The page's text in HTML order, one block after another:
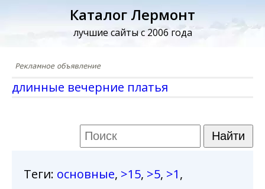
Каталог Лермонт
лучшие сайты с 2006 года
длинные вечерние платья
Теги: основные, >15, >5, >1,